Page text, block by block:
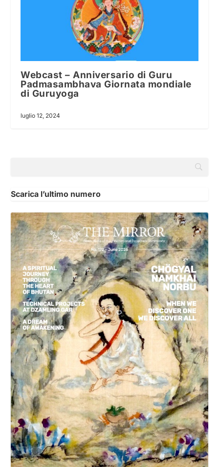
Webcast – Anniversario di Guru
Padmasambhava Giornata mondiale
di Guruyoga
luglio 12, 2024
Scarica l’ultimo numero